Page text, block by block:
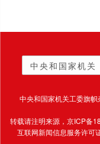
中央和国家机关
中央和国家机关工委旗
转载请注明来源，京ICP备
互联网新闻信息服务许可